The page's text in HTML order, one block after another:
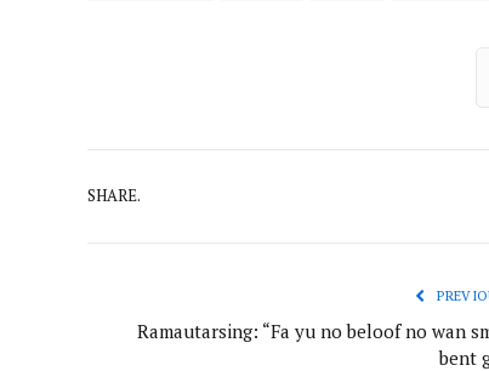
SHARE.
Ramautarsing: “Fa yu no beloof no wan
bent